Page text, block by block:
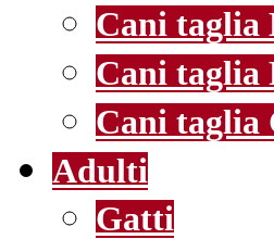
Cani taglia
Cani taglia
Cani taglia
Adulti
Gatti